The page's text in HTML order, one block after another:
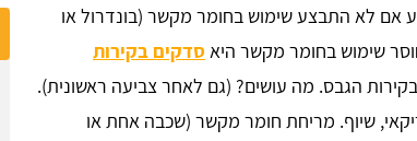
אם לא התבצע שימוש בחומר מקשר (בונדרול או
שימוש בחומר מקשר היא סדקים בקירות
הגבס. מה עושים? (גם לאחר צביעה ראשונית).
שיוף. מריחת חומר מקשר (שכבה אחת או